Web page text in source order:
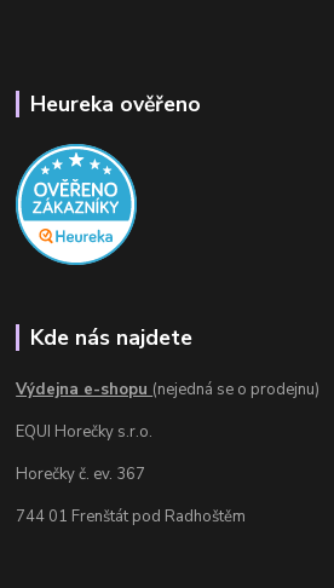
Heureka ověřeno
Kde nás najdete
Výdejna e-shopu (nejedná se o prodejnu)
EQUI Horečky s.r.o.
Horečky č. ev. 367
744 01 Frenštát pod Radhoštěm